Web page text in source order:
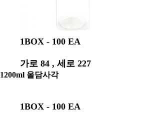
1BOX - 100 EA
가로 84 , 세로 227
구매하기
1200ml 올담사각
1BOX - 100 EA